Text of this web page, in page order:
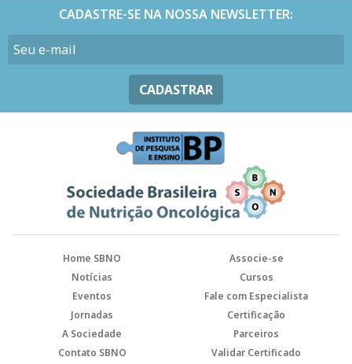
CADASTRE-SE NA NOSSA NEWSLETTER:
CADASTRAR
Home SBNO
Associe-se
Notícias
Cursos
Eventos
Fale com Especialista
Jornadas
Certificação
A Sociedade
Parceiros
Contato SBNO
Validar Certificado